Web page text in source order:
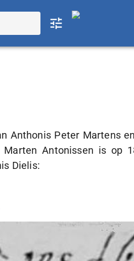
Anthonis Peter Martens
Antonissen is op
Dielis: